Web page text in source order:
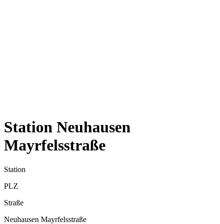
Station Neuhausen
Mayrfelsstraße
Station
PLZ
Straße
Neuhausen Mayrfelsstraße